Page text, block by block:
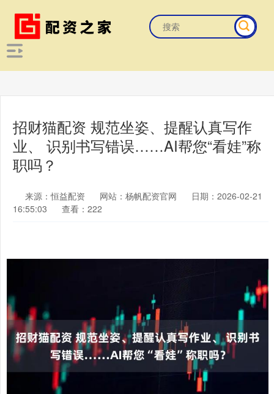
招财猫配资 规范坐姿、提醒认真写作
业、 识别书写错误……AI帮您“看娃”称
职吗？
来源：恒益配资 网站：杨帆配资官网
日期：2026-02-21
16:55:03
查看：222